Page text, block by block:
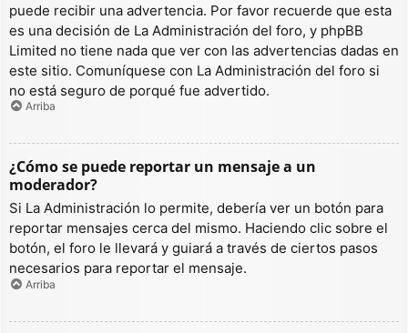
puede recibir una advertencia. Por favor recuerde que esta
es una decisión de La Administración del foro, y phpBB
Limited no tiene nada que ver con las advertencias dadas en
este sitio. Comuníquese con La Administración del foro si
no está seguro de porqué fue advertido.
Arriba
¿Cómo se puede reportar un mensaje a un
moderador?
Si La Administración lo permite, debería ver un botón para
reportar mensajes cerca del mismo. Haciendo clic sobre el
botón, el foro le llevará y guiará a través de ciertos pasos
necesarios para reportar el mensaje.
Arriba